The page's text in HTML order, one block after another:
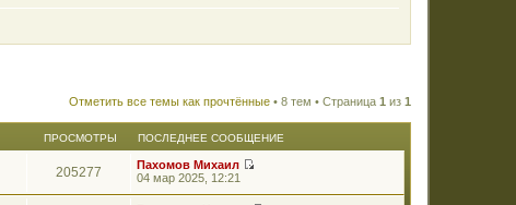
Отметить все темы как прочтённые • 8 тем • Страница 1 из 1
ПРОСМОТРЫ ПОСЛЕДНЕЕ СООБЩЕНИЕ
205277
Пахомов Михаил
р
04 мар 2025, 12:21